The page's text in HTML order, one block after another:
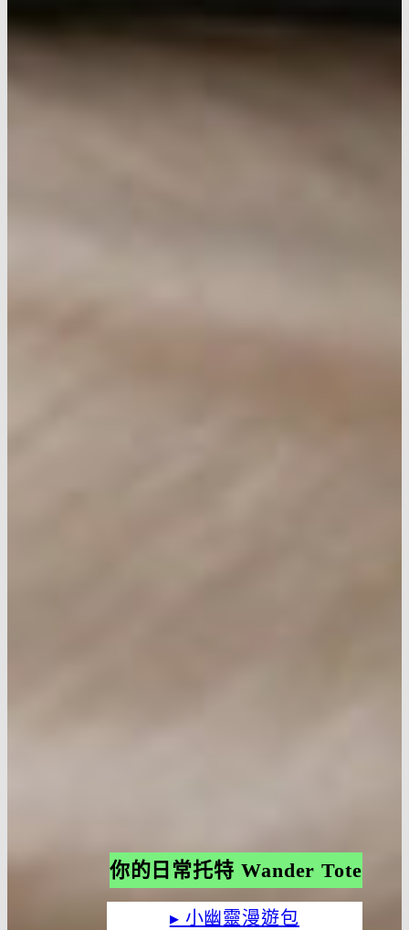
你的日常托特 Wander Tote
▸ 小幽靈漫遊包